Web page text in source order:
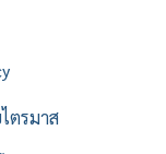
ตรมาส